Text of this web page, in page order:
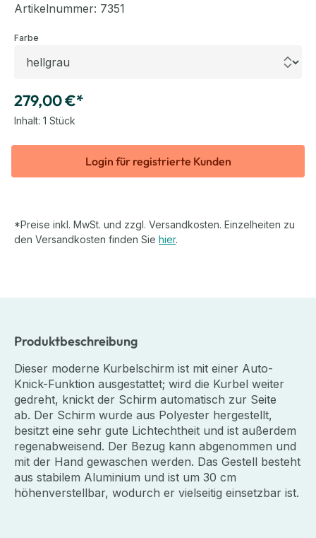
Artikelnummer: 7351
Farbe
279,00 €*
Inhalt: 1 Stück
Login für registrierte Kunden
*Preise inkl. MwSt. und zzgl. Versandkosten. Einzelheiten zu
den Versandkosten finden Sie hier.
Produktbeschreibung
Dieser moderne Kurbelschirm ist mit einer Auto-
Knick-Funktion ausgestattet; wird die Kurbel weiter
gedreht, knickt der Schirm automatisch zur Seite
ab. Der Schirm wurde aus Polyester hergestellt,
besitzt eine sehr gute Lichtechtheit und ist außerdem
regenabweisend. Der Bezug kann abgenommen und
mit der Hand gewaschen werden. Das Gestell besteht
aus stabilem Aluminium und ist um 30 cm
höhenverstellbar, wodurch er vielseitig einsetzbar ist.